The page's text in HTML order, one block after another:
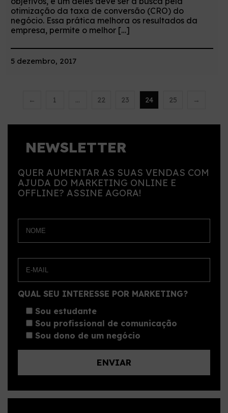
otimização da taxa de conversão (CRO) do
negócio. Essa prática melhora os resultados da
empresa, permite o melhor […]
5 dezembro, 2017
← 1 … 22 23 24 25 →
NEWSLETTER
QUER AUMENTAR AS SUAS VENDAS COM
AJUDA DO MARKETING ONLINE E
OFFLINE? ASSINE AGORA!
QUAL SEU INTERESSE POR MARKETING?
Sou estudante
Sou profissional de comunicação
Sou dono de um negócio